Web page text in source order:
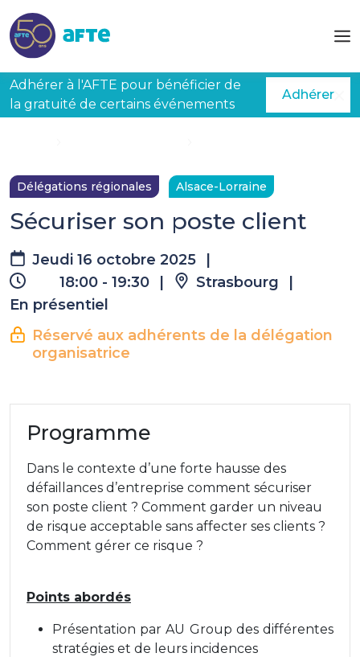
Adhérer à l'AFTE pour bénéficier de
la gratuité de certains événements
Adhérer
Délégations régionales Alsace-Lorraine
Sécuriser son poste client
Jeudi 16 octobre 2025
18:00 - 19:30
Strasbourg
En présentiel
Réservé aux adhérents de la délégation
organisatrice
Programme
Dans le contexte d’une forte hausse des
défaillances d’entreprise comment sécuriser
son poste client ? Comment garder un niveau
de risque acceptable sans affecter ses clients ?
Comment gérer ce risque ?
Points abordés
Présentation par AU Group des différentes
stratégies et de leurs incidences